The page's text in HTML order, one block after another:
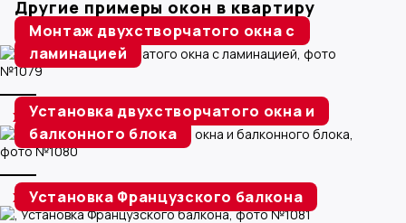
Другие примеры окон в квартиру
Монтаж двухстворчатого окна с
ламинацией
Хочу так же!
Установка двухстворчатого окна и
балконного блока
Хочу так же!
Установка Французского балкона